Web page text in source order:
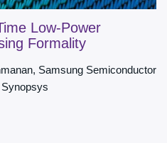
Low-Power
Formality
Samsung Semiconductor